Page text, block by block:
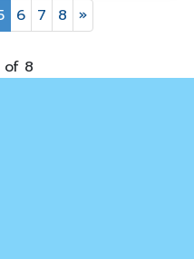
6 7 8 »
of 8